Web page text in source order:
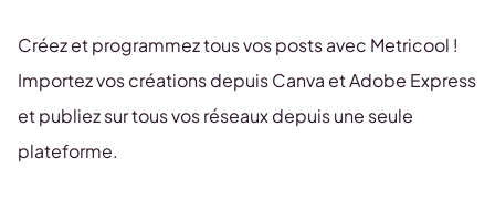
Créez et programmez tous vos posts avec Metricool !
Importez vos créations depuis Canva et Adobe Express
et publiez sur tous vos réseaux depuis une seule
plateforme.